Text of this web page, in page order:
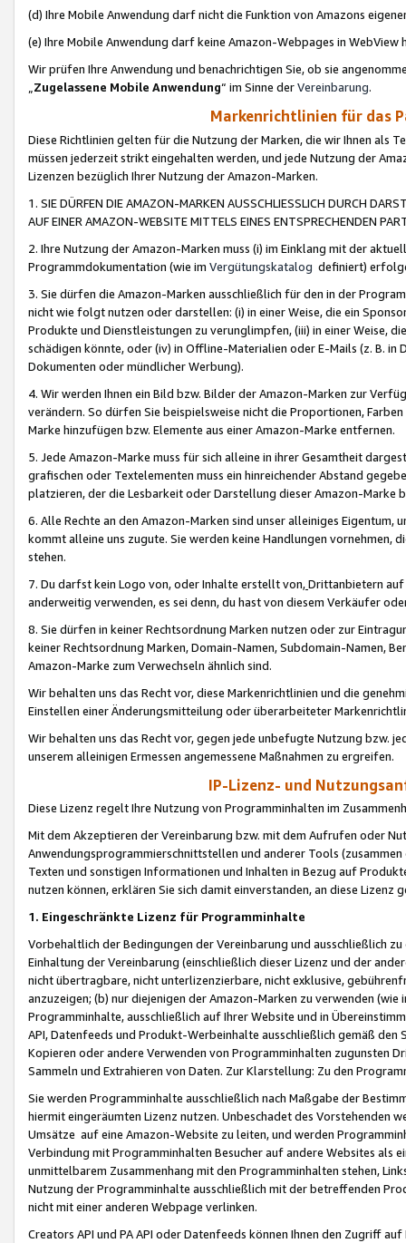
(d) Ihre Mobile Anwendung darf nicht die Funktion von Amazons
(e) Ihre Mobile Anwendung darf keine Amazon-Webpages in WebView
Wir prüfen Ihre Anwendung und benachrichtigen Sie, ob sie
„Zugelassene Mobile Anwendung“ im Sinne derVereinbarung.
Markenrichtlinien für das
Diese Richtlinien gelten für die Nutzung der Marken, die wir Ihnen als
müssen jederzeit strikt eingehalten werden, und jede Nutzung der
Lizenzen bezüglich Ihrer Nutzung der Amazon-Marken.
1. SIE DÜRFEN DIE AMAZON-MARKEN AUSSCHLIESSLICH DURCH
AUF EINER AMAZON-WEBSITE MITTELS EINES ENTSPRECHENDEN
2. Ihre Nutzung der Amazon-Marken muss (i) im Einklang mit der
Programmdokumentation (wie im Vergütungskatalog definiert)
3. Sie dürfen die Amazon-Marken ausschließlich für den in der
nicht wie folgt nutzen oder darstellen: (i) in einer Weise, die ein
Produkte und Dienstleistungen zu verunglimpfen, (iii) in einer Weise,
schädigen könnte, oder (iv) in Offline-Materialien oder E-Mails (z. B. in
Dokumenten oder mündlicher Werbung).
4. Wir werden Ihnen ein Bild bzw. Bilder der Amazon-Marken zur
verändern. So dürfen Sie beispielsweise nicht die Proportionen,
Marke hinzufügen bzw. Elemente aus einer Amazon-Marke entfernen.
5. Jede Amazon-Marke muss für sich alleine in ihrer Gesamtheit
grafischen oder Textelementen muss ein hinreichender Abstand
platzieren, der die Lesbarkeit oder Darstellung dieser Amazon-Marke
6. Alle Rechte an den Amazon-Marken sind unser alleiniges
kommt alleine uns zugute. Sie werden keine Handlungen vornehmen,
stehen.
7. Du darfst kein Logo von, oder Inhalte erstellt von,Drittanbietern auf
anderweitig verwenden, es sei denn, du hast von diesem Verkäufer
8. Sie dürfen in keiner Rechtsordnung Marken nutzen oder zur
keiner Rechtsordnung Marken, Domain-Namen, Subdomain-Namen,
Amazon-Marke zum Verwechseln ähnlich sind.
Wir behalten uns das Recht vor, diese Markenrichtlinien und die
Einstellen einer Änderungsmitteilung oder überarbeiteter
Wir behalten uns das Recht vor, gegen jede unbefugte Nutzung bzw.
unserem alleinigen Ermessen angemessene Maßnahmen zu ergreifen.
IP-Lizenz- und
Diese Lizenz regelt Ihre Nutzung von Programminhalten im
Mit dem Akzeptieren der Vereinbarung bzw. mit dem Aufrufen oder
Anwendungsprogrammierschnittstellen und anderer Tools (zusammen
Texten und sonstigen Informationen und Inhalten in Bezug auf
nutzen können, erklären Sie sich damit einverstanden, an diese Lizenz
1. Eingeschränkte Lizenz für Programminhalte
Vorbehaltlich der Bedingungen der Vereinbarung und ausschließlich
Einhaltung der Vereinbarung (einschließlich dieser Lizenz und der
nicht übertragbare, nicht unterlizenzierbare, nicht exklusive,
anzuzeigen; (b) nur diejenigen der Amazon-Marken zu verwenden
Programminhalte, ausschließlich auf Ihrer Website und in
API, Datenfeeds und Produkt-Werbeinhalte ausschließlich gemäß
Kopieren oder andere Verwenden von Programminhalten zugunsten
Sammeln und Extrahieren von Daten. Zur Klarstellung: Zu den
Sie werden Programminhalte ausschließlich nach Maßgabe der
hiermit eingeräumten Lizenz nutzen. Unbeschadet des Vorstehenden
Umsätze auf eine Amazon-Website zu leiten, und werden
Verbindung mit Programminhalten Besucher auf andere Websites als
unmittelbarem Zusammenhang mit den Programminhalten stehen,
Nutzung der Programminhalte ausschließlich mit der betreffenden
nicht mit einer anderen Webpage verlinken.
Creators API und PA API oder Datenfeeds können Ihnen den Zugriff